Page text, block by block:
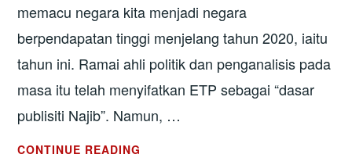
memacu negara kita menjadi negara
berpendapatan tinggi menjelang tahun 2020, iaitu
tahun ini. Ramai ahli politik dan penganalisis pada
masa itu telah menyifatkan ETP sebagai “dasar
publisiti Najib”. Namun, …
CONTINUE READING